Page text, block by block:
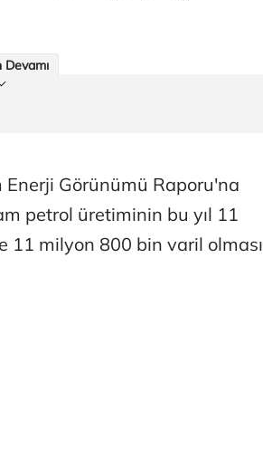
Enerji Görünümü Raporu'na
petrol üretiminin bu yıl 11
11 milyon 800 bin varil olması